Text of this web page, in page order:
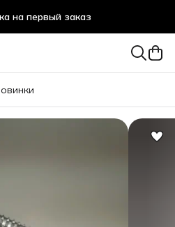
на первый заказ
на первый заказ